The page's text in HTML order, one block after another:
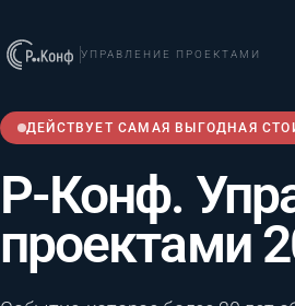
УПРАВЛЕНИЕ ПРОЕКТАМИ
ДЕЙСТВУЕТ САМАЯ ВЫГОДНАЯ
Р-Конф.
проектами